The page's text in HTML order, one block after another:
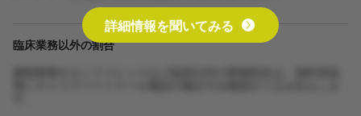
臨床業務以外の割合
詳細情報を聞いてみる